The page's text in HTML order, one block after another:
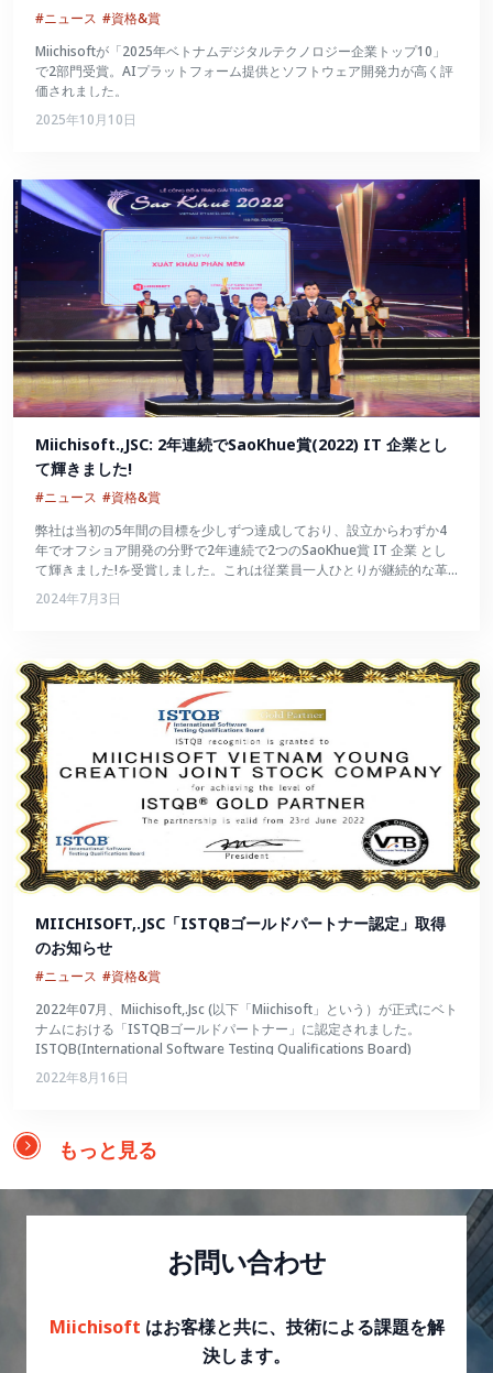
#ニュース #資格&賞
Miichisoftが「2025年ベトナムデジタルテクノロジー企業トップ10」
で2部門受賞。AIプラットフォーム提供とソフトウェア開発力が高く評
価されました。
2025年10月10日
Miichisoft.,JSC: 2年連続でSaoKhue賞(2022) IT 企業とし
て輝きました!
#ニュース #資格&賞
弊社は当初の5年間の目標を少しずつ達成しており、設立からわずか4
年でオフショア開発の分野で2年連続で2つのSaoKhue賞 IT 企業 とし
て輝きました!を受賞しました。これは従業員一人ひとりが継続的な革
新を続け、数々の試練を切り抜けて大きく成長したことの証でもあるで
しょう。
2024年7月3日
MIICHISOFT,.JSC「ISTQBゴールドパートナー認定」取得
のお知らせ
#ニュース #資格&賞
2022年07月、Miichisoft,.Jsc (以下「Miichisoft」という）が正式にベト
ナムにおける「ISTQBゴールドパートナー」に認定されました。
ISTQB(International Software Testing Qualifications Board)
2022年8月16日
もっと見る
お問い合わせ
Miichisoft はお客様と共に、技術による課題を解
決します。